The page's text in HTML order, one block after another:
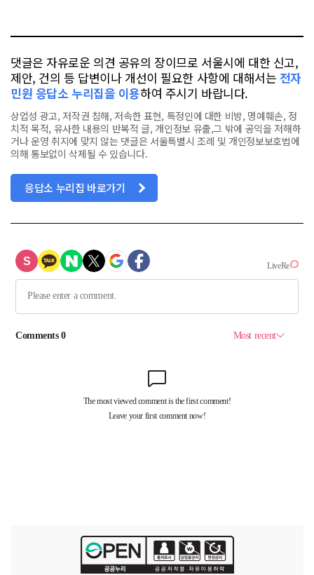
댓글은 자유로운 의견 공유의 장이므로 서울시에 대한 신고,
제안, 건의 등 답변이나 개선이 필요한 사항에 대해서는 전자
민원 응답소 누리집을 이용하여 주시기 바랍니다.
상업성 광고, 저작권 침해, 저속한 표현, 특정인에 대한 비방, 명예훼손, 정
치적 목적, 유사한 내용의 반복적 글, 개인정보 유출,그 밖에 공익을 저해하
거나 운영 취지에 맞지 않는 댓글은 서울특별시 조례 및 개인정보보호법에
의해 통보없이 삭제될 수 있습니다.
응답소 누리집 바로가기